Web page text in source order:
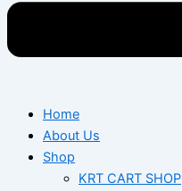
Home
About Us
Shop
KRT CART SHOP